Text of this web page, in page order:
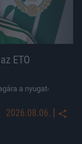
ETO
a nyugat-
2026.08.06. |